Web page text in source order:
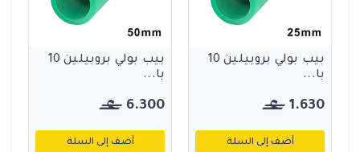
بيب بولي بروبيلين 10
با...
1.630
أضف إلى السلة
بيب بولي بروبيلين 10
با...
6.300
أضف إلى السلة